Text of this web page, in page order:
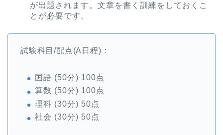
が出題されます。文章を書く訓練をしておくこ
とが必要です。
試験科目/配点(A日程)：
国語 (50分) 100点
算数 (50分) 100点
理科 (30分) 50点
社会 (30分) 50点